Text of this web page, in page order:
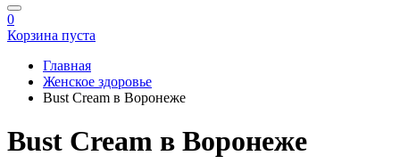
0
Корзина пуста
Главная
Женское здоровье
Bust Cream в Воронеже
Bust Cream в Воронеже